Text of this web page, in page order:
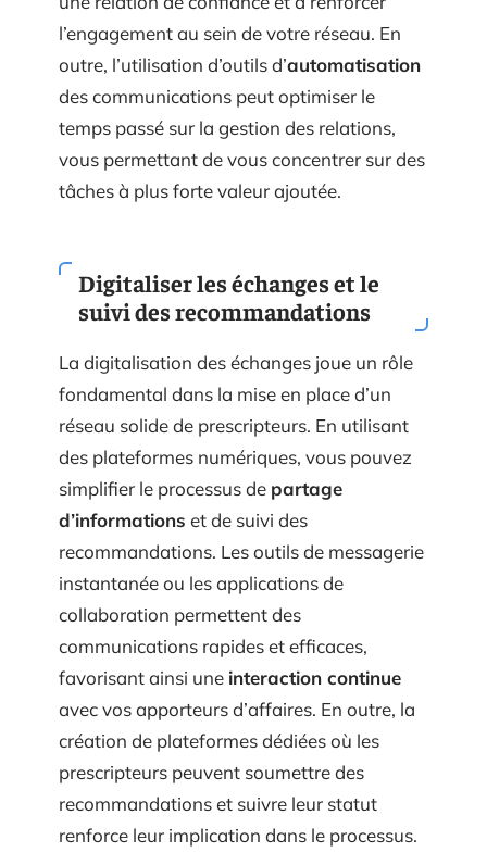
une relation de confiance et à renforcer
l’engagement au sein de votre réseau. En
outre, l’utilisation d’outils d’
automatisation
des communications peut optimiser le
temps passé sur la gestion des relations,
vous permettant de vous concentrer sur des
tâches à plus forte valeur ajoutée.
Digitaliser les échanges et le
suivi des recommandations
La digitalisation des échanges joue un rôle
fondamental dans la mise en place d’un
réseau solide de prescripteurs. En utilisant
des plateformes numériques, vous pouvez
simplifier le processus de partage
d’informations
et de suivi des
recommandations. Les outils de messagerie
instantanée ou les applications de
collaboration permettent des
communications rapides et efficaces,
favorisant ainsi une
interaction continue
avec vos apporteurs d’affaires. En outre, la
création de plateformes dédiées où les
prescripteurs peuvent soumettre des
recommandations et suivre leur statut
renforce leur implication dans le processus.